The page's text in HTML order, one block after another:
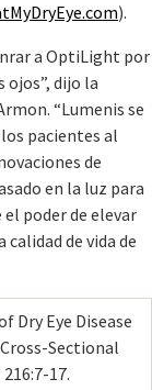
).
a OptiLight por
ojos”, dijo la
“Lumenis se
pacientes al
de
en la luz para
poder de elevar
de vida de
Dry Eye Disease
Sectional
17.